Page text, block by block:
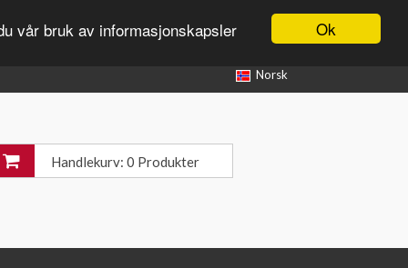
Ok
vår bruk av informasjonskapsler
Norsk
Handlekurv: 0 Produkter